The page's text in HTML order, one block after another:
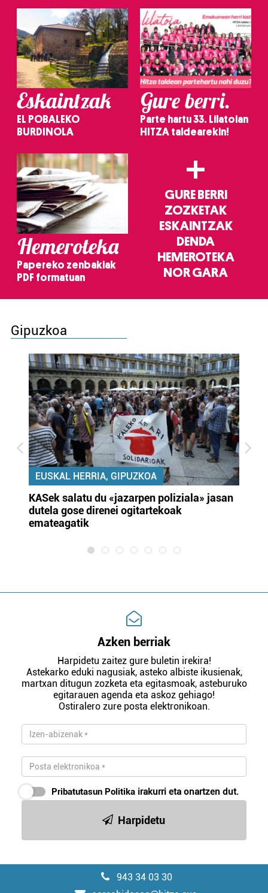
Eskaintzak
EL POBALEKO
BURDINOLA
Gure berri.
Parte hartu 33. Lilatoian
HITZA taldearekin!
Hemeroteka
Papereko zenbakiak
PDF formatuan
+
GURE BERRI
ZOZKETAK
ESKAINTZAK
DENDA
HEMEROTEKA
NOR GARA
Gipuzkoa
EUSKAL HERRIA, GIPUZKOA
KASek salatu du «jazarpen poliziala» jasan
dutela gose direnei ogitartekoak
emateagatik
Azken berriak
Harpidetu zaitez gure buletin irekira!
Astekarko eduki nagusiak, asteko albiste ikusienak,
martxan ditugun zozketa eta egitasmoak, asteburuko
egitarauen agenda eta askoz gehiago!
Ostiralero zure posta elektronikoan.
Pribatutasun Politika irakurri eta onartzen dut.
Harpidetu
943 34 03 30